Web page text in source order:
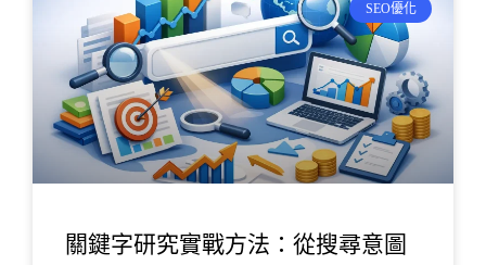
SEO優化
關鍵字研究實戰方法：從搜尋意圖